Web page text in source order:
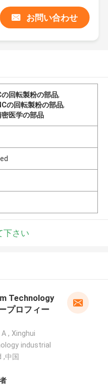
お問い合わせ
回転製粉の部品,
の回転製粉の部品,
医学の部品
下さい
Technology
プロフィー
, Xinghui
industrial
,中国